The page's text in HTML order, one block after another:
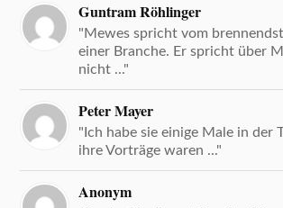
Guntram Röhlinger
"Mewes spricht vom
einer Branche. Er spricht über
nicht ..."
Peter Mayer
"Ich habe sie einige Male in der
ihre Vorträge waren ..."
Anonym